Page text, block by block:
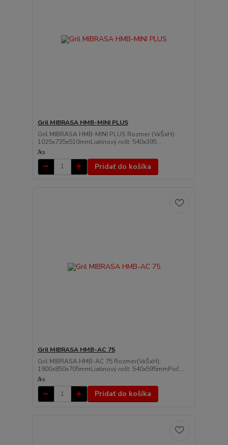
Gril MIBRASA HMB-MINI PLUS
Gril MIBRASA HMB-MINI PLUS Rozmer (VxŠxH):
1025x735x510mmLiatinový rošt: 540x395...
/ks
Pridať do košíka
Gril MIBRASA HMB-AC 75
Gril MIBRASA HMB-AC 75 Rozmer(VxŠxH):
1900x850x705mmLiatinový rošt: 540x595mmPoč...
/ks
Pridať do košíka